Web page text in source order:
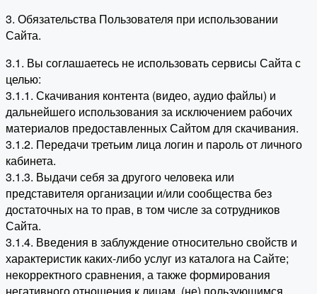
3. Обязательства Пользователя при использовании
Сайта.
3.1. Вы соглашаетесь не использовать сервисы Сайта с
целью:
3.1.1. Скачивания контента (видео, аудио файлы) и
дальнейшего использования за исключением рабочих
материалов предоставленных Сайтом для скачивания.
3.1.2. Передачи третьим лица логин и пароль от личного
кабинета.
3.1.3. Выдачи себя за другого человека или
представителя организации и/или сообщества без
достаточных на то прав, в том числе за сотрудников
Сайта.
3.1.4. Введения в заблуждение относительно свойств и
характеристик каких-либо услуг из каталога на Сайте;
некорректного сравнения, а также формирования